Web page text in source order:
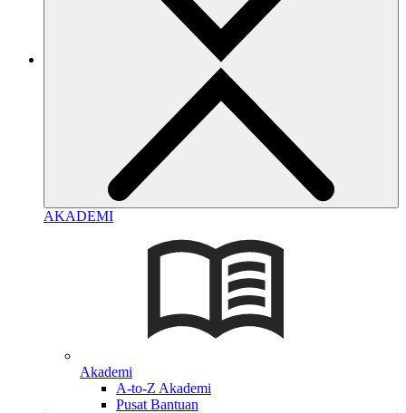
AKADEMI
Akademi
A-to-Z Akademi
Pusat Bantuan